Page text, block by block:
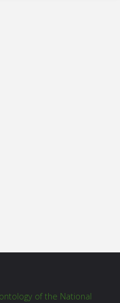
of the National